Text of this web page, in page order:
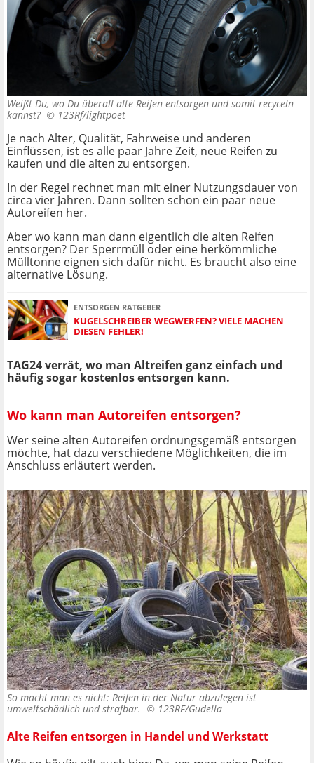
Weißt Du, wo Du überall alte Reifen entsorgen und somit recyceln
kannst? © 123Rf/lightpoet
Je nach Alter, Qualität, Fahrweise und anderen
Einflüssen, ist es alle paar Jahre Zeit, neue Reifen zu
kaufen und die alten zu entsorgen.
In der Regel rechnet man mit einer Nutzungsdauer von
circa vier Jahren. Dann sollten schon ein paar neue
Autoreifen her.
Aber wo kann man dann eigentlich die alten Reifen
entsorgen? Der Sperrmüll oder eine herkömmliche
Mülltonne eignen sich dafür nicht. Es braucht also eine
alternative Lösung.
ENTSORGEN RATGEBER
KUGELSCHREIBER WEGWERFEN? VIELE MACHEN
DIESEN FEHLER!
TAG24 verrät, wo man Altreifen ganz einfach und
häufig sogar kostenlos entsorgen kann.
Wo kann man Autoreifen entsorgen?
Wer seine alten Autoreifen ordnungsgemäß entsorgen
möchte, hat dazu verschiedene Möglichkeiten, die im
Anschluss erläutert werden.
So macht man es nicht: Reifen in der Natur abzulegen ist
umweltschädlich und strafbar. © 123RF/Gudella
Alte Reifen entsorgen in Handel und Werkstatt